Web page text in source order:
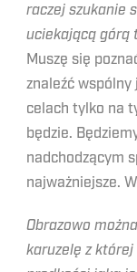
raczej szukanie
uciekającą górą
Muszę się
znaleźć wspólny
celach tylko na
będzie.
nadchodzącym
najważniejsze.
Obrazowo
karuzelę z